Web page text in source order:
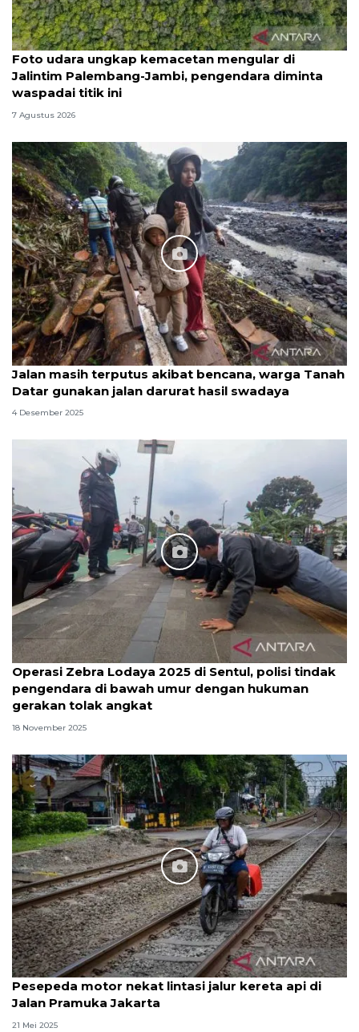
Foto udara ungkap kemacetan mengular di
Jalintim Palembang-Jambi, pengendara diminta
waspadai titik ini
7 Agustus 2026
Jalan masih terputus akibat bencana, warga Tanah
Datar gunakan jalan darurat hasil swadaya
4 Desember 2025
Operasi Zebra Lodaya 2025 di Sentul, polisi tindak
pengendara di bawah umur dengan hukuman
gerakan tolak angkat
18 November 2025
Pesepeda motor nekat lintasi jalur kereta api di
Jalan Pramuka Jakarta
21 Mei 2025